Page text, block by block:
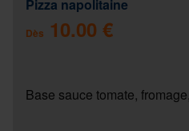
Pizza napolitaine
Dès 10.00 €
Base sauce tomate,